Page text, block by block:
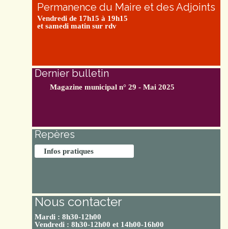
Permanence du Maire et des Adjoints
Vendredi de 17h15 à 19h15
et samedi matin sur rdv
Dernier bulletin
Magazine municipal n° 29 - Mai 2025
Repères
Infos pratiques
Nous contacter
Mardi : 8h30-12h00
Vendredi : 8h30-12h00 et 14h00-16h00